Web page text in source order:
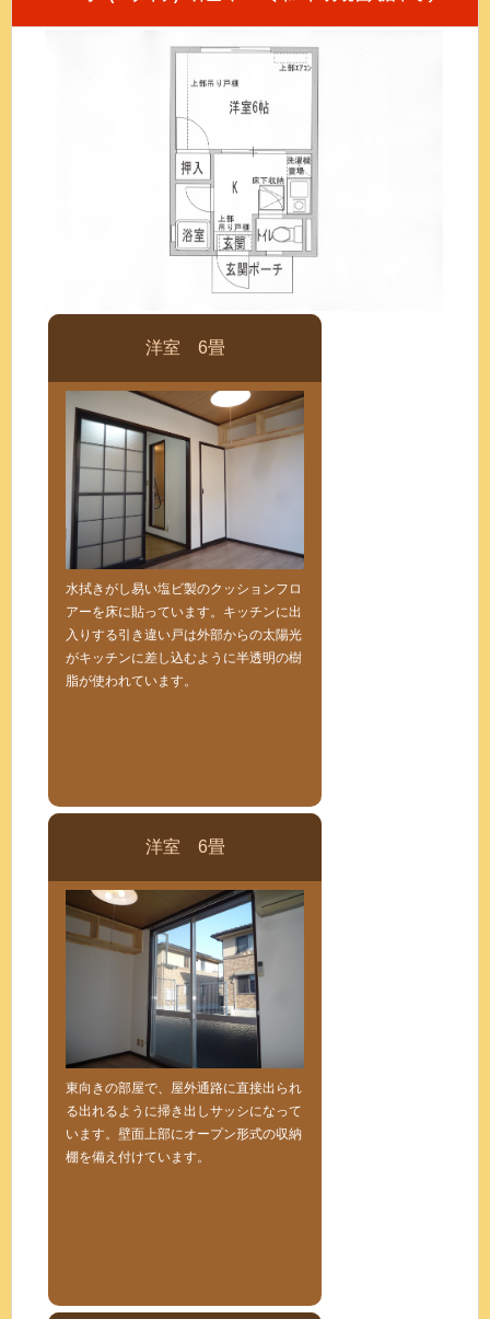
洋室 6畳
水拭きがし易い塩ビ製のクッションフロ
アーを床に貼っています。キッチンに出
入りする引き違い戸は外部からの太陽光
がキッチンに差し込むように半透明の樹
脂が使われています。
洋室 6畳
東向きの部屋で、屋外通路に直接出られ
る出れるように掃き出しサッシになって
います。壁面上部にオープン形式の収納
棚を備え付けています。